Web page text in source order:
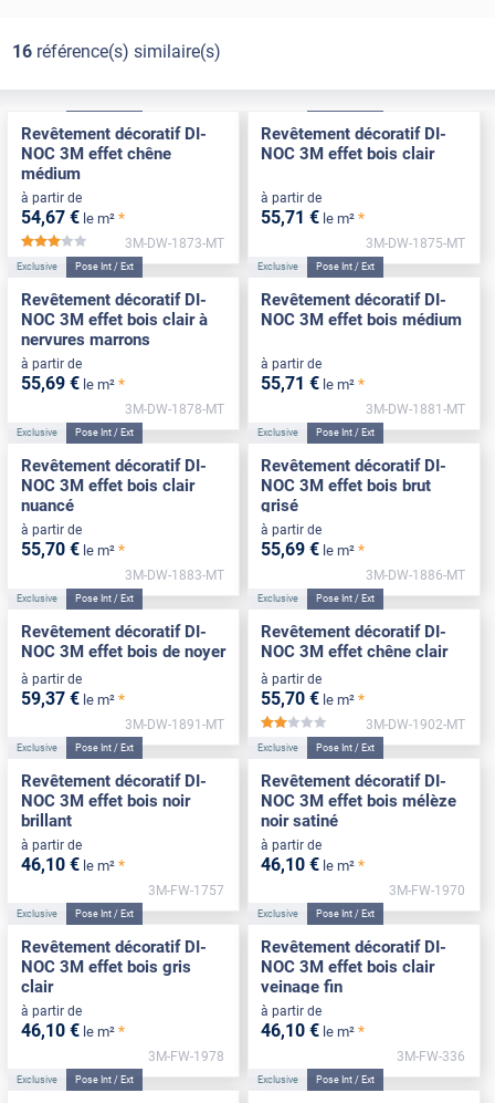
16référence(s) similaire(s)
Revêtement décoratif DI-
NOC 3M effet chêne
médium
à partir de
54,67 € le m² *
*****
3M-DW-1873-MT
Revêtement décoratif DI-
NOC 3M effet bois clair
à partir de
55,71 € le m² *
3M-DW-1875-MT
Exclusive Pose Int / Ext
Revêtement décoratif DI-
NOC 3M effet bois clair à
nervures marrons
à partir de
55,69 € le m² *
3M-DW-1878-MT
Exclusive Pose Int / Ext
Revêtement décoratif DI-
NOC 3M effet bois médium
à partir de
55,71 € le m² *
3M-DW-1881-MT
Exclusive Pose Int / Ext
Revêtement décoratif DI-
NOC 3M effet bois clair
nuancé
à partir de
55,70 € le m² *
3M-DW-1883-MT
Exclusive Pose Int / Ext
Revêtement décoratif DI-
NOC 3M effet bois brut
grisé
à partir de
55,69 € le m² *
3M-DW-1886-MT
Exclusive Pose Int / Ext
Revêtement décoratif DI-
NOC 3M effet bois de noyer
à partir de
59,37 € le m² *
3M-DW-1891-MT
Exclusive Pose Int / Ext
Revêtement décoratif DI-
NOC 3M effet chêne clair
à partir de
55,70 € le m² *
*****
3M-DW-1902-MT
Exclusive Pose Int / Ext
Revêtement décoratif DI-
NOC 3M effet bois noir
brillant
à partir de
46,10 € le m² *
3M-FW-1757
Exclusive Pose Int / Ext
Revêtement décoratif DI-
NOC 3M effet bois mélèze
noir satiné
à partir de
46,10 € le m² *
3M-FW-1970
Exclusive Pose Int / Ext
Revêtement décoratif DI-
NOC 3M effet bois gris
clair
à partir de
46,10 € le m² *
3M-FW-1978
Exclusive Pose Int / Ext
Revêtement décoratif DI-
NOC 3M effet bois clair
veinage fin
à partir de
46,10 € le m² *
3M-FW-336
Exclusive Pose Int / Ext Exclusive Pose Int / Ext